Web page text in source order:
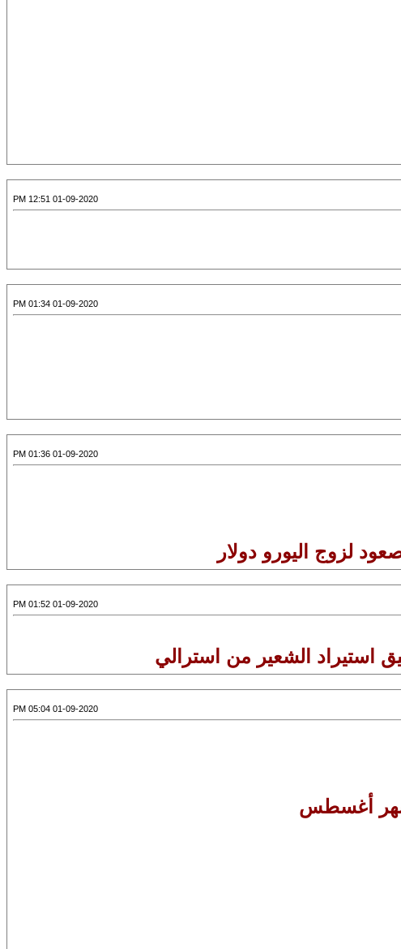
01-09-2020 12:51 PM
01-09-2020 01:34 PM
01-09-2020 01:36 PM
لزوج اليورو دولار
01-09-2020 01:52 PM
استيراد الشعير من استرالي
01-09-2020 05:04 PM